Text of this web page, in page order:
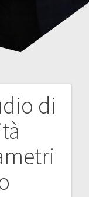
di